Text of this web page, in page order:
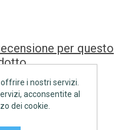
per questo
BESTWAY
i nostri servizi.
acconsentite al
dei cookie.